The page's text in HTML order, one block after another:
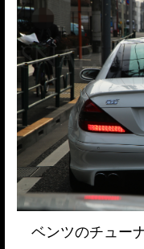
ベンツのチュー